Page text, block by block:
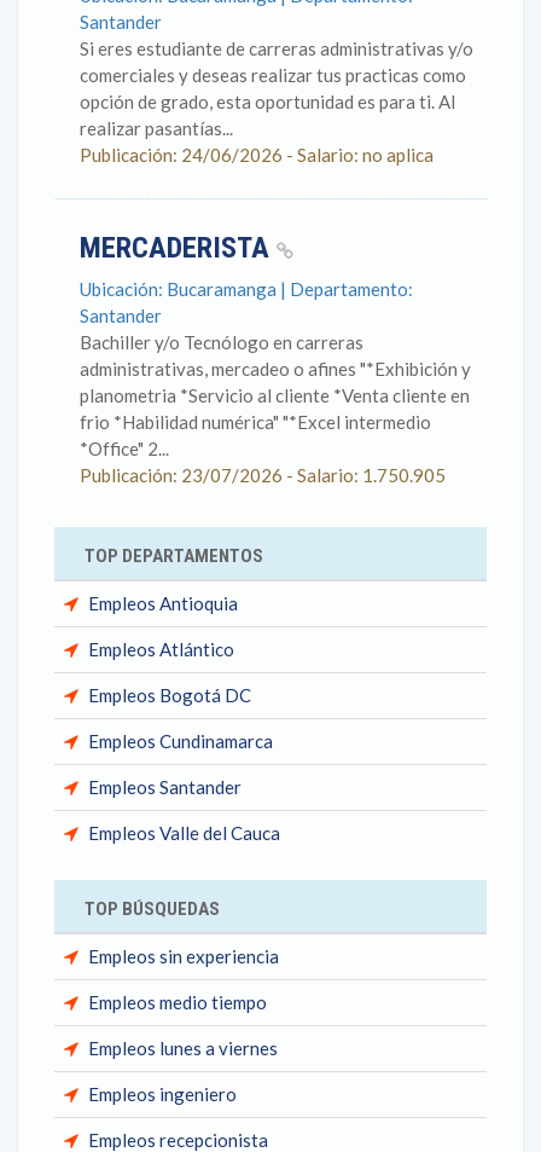
Santander
Si eres estudiante de carreras administrativas y/o
comerciales y deseas realizar tus practicas como
opción de grado, esta oportunidad es para ti. Al
realizar pasantías...
Publicación: 24/06/2026 - Salario: no aplica
MERCADERISTA
Ubicación: Bucaramanga | Departamento:
Santander
Bachiller y/o Tecnólogo en carreras
administrativas, mercadeo o afines "*Exhibición y
planometria *Servicio al cliente *Venta cliente en
frio *Habilidad numérica" "*Excel intermedio
*Office" 2...
Publicación: 23/07/2026 - Salario: 1.750.905
TOP DEPARTAMENTOS
Empleos Antioquia
Empleos Atlántico
Empleos Bogotá DC
Empleos Cundinamarca
Empleos Santander
Empleos Valle del Cauca
TOP BÚSQUEDAS
Empleos sin experiencia
Empleos medio tiempo
Empleos lunes a viernes
Empleos ingeniero
Empleos recepcionista